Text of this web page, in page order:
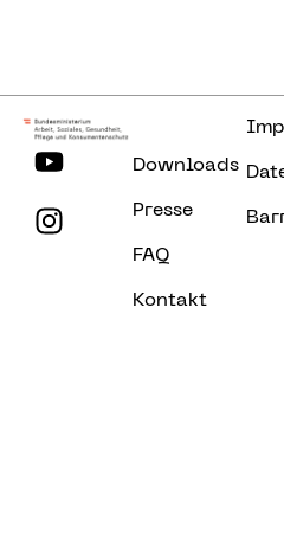
Downloads
Presse
FAQ
Kontakt